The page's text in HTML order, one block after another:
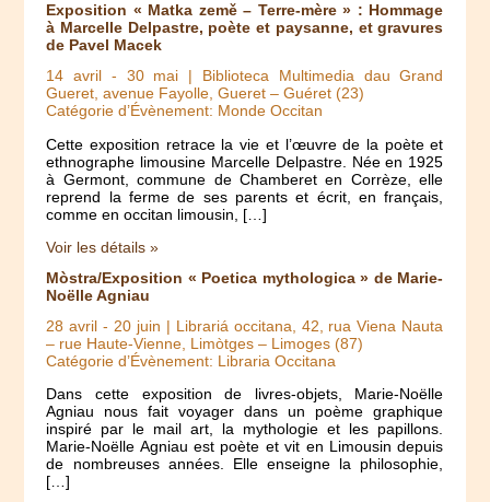
Exposition « Matka země – Terre-mère » : Hommage
à Marcelle Delpastre, poète et paysanne, et gravures
de Pavel Macek
14 avril - 30 mai | Biblioteca Multimedia dau Grand
Gueret, avenue Fayolle, Gueret – Guéret (23)
Catégorie d’Évènement: Monde Occitan
Cette exposition retrace la vie et l’œuvre de la poète et
ethnographe limousine Marcelle Delpastre. Née en 1925
à Germont, commune de Chamberet en Corrèze, elle
reprend la ferme de ses parents et écrit, en français,
comme en occitan limousin, […]
Voir les détails »
Mòstra/Exposition « Poetica mythologica » de Marie-
Noëlle Agniau
28 avril - 20 juin | Librariá occitana, 42, rua Viena Nauta
– rue Haute-Vienne, Limòtges – Limoges (87)
Catégorie d’Évènement: Libraria Occitana
Dans cette exposition de livres-objets, Marie-Noëlle
Agniau nous fait voyager dans un poème graphique
inspiré par le mail art, la mythologie et les papillons.
Marie-Noëlle Agniau est poète et vit en Limousin depuis
de nombreuses années. Elle enseigne la philosophie,
[…]